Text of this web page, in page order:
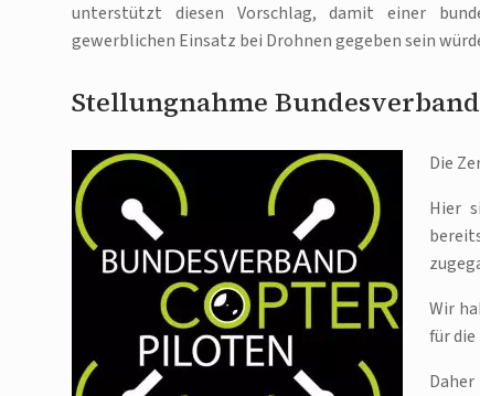
unterstützt diesen Vorschlag, damit einer
gewerblichen Einsatz bei Drohnen gegeben sein
Stellungnahme Bundesverband
Die
Hier
Wir
für